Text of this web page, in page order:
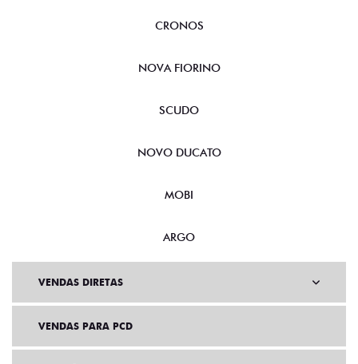
CRONOS
NOVA FIORINO
SCUDO
NOVO DUCATO
MOBI
ARGO
VENDAS DIRETAS
VENDAS PARA PCD